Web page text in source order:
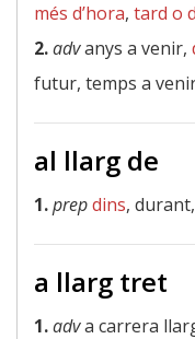
més d’hora, tard o
2.advanys a venir,
futur, temps a
al llarg de
1.prepdins, durant,
a llarg tret
1.adva carrera